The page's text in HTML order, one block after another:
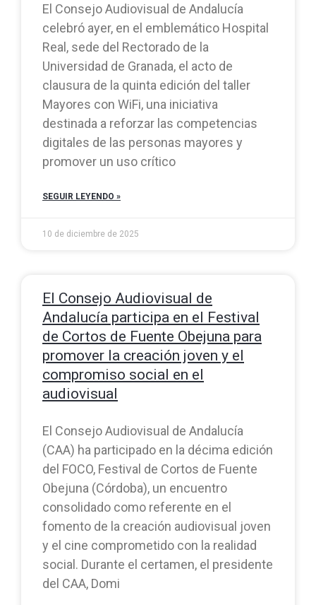
El Consejo Audiovisual de Andalucía
celebró ayer, en el emblemático Hospital
Real, sede del Rectorado de la
Universidad de Granada, el acto de
clausura de la quinta edición del taller
Mayores con WiFi, una iniciativa
destinada a reforzar las competencias
digitales de las personas mayores y
promover un uso crítico
SEGUIR LEYENDO »
10 de diciembre de 2025
El Consejo Audiovisual de
Andalucía participa en el Festival
de Cortos de Fuente Obejuna para
promover la creación joven y el
compromiso social en el
audiovisual
El Consejo Audiovisual de Andalucía
(CAA) ha participado en la décima edición
del FOCO, Festival de Cortos de Fuente
Obejuna (Córdoba), un encuentro
consolidado como referente en el
fomento de la creación audiovisual joven
y el cine comprometido con la realidad
social. Durante el certamen, el presidente
del CAA, Domi